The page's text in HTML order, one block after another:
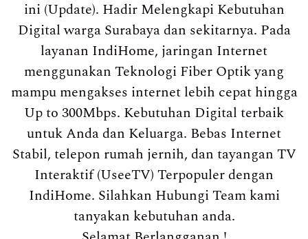
ini (Update). Hadir Melengkapi Kebutuhan
Digital warga Surabaya dan sekitarnya. Pada
layanan IndiHome, jaringan Internet
menggunakan Teknologi Fiber Optik yang
mampu mengakses internet lebih cepat hingga
Up to 300Mbps. Kebutuhan Digital terbaik
untuk Anda dan Keluarga. Bebas Internet
Stabil, telepon rumah jernih, dan tayangan TV
Interaktif (UseeTV) Terpopuler dengan
IndiHome. Silahkan Hubungi Team kami
tanyakan kebutuhan anda.